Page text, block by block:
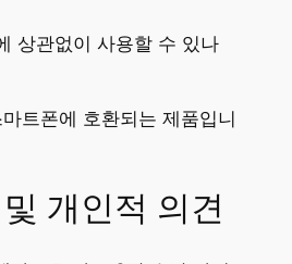
상관없이 사용할 수 있나
트폰에 호환되는 제품입니
개인적 의견